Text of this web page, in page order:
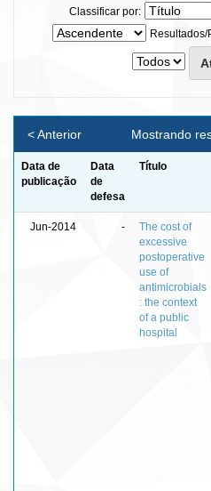
Classificar por:
Resultados/
Mostrando
< Anterior
Data de
publicação
Data
de
defesa
Título
Jun-2014 -
The cost of
excessive
postoperative
use of
antimicrobials
: the context
of a public
hospital